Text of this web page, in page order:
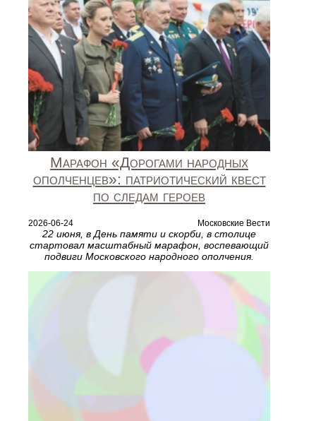
Марафон «Дорогами народных
ополченцев»: патриотический квест
по следам героев
2026-06-24 Московские Вести
22 июня, в День памяти и скорби, в столице
стартовал масштабный марафон, воспевающий
подвиги Московского народного ополчения.